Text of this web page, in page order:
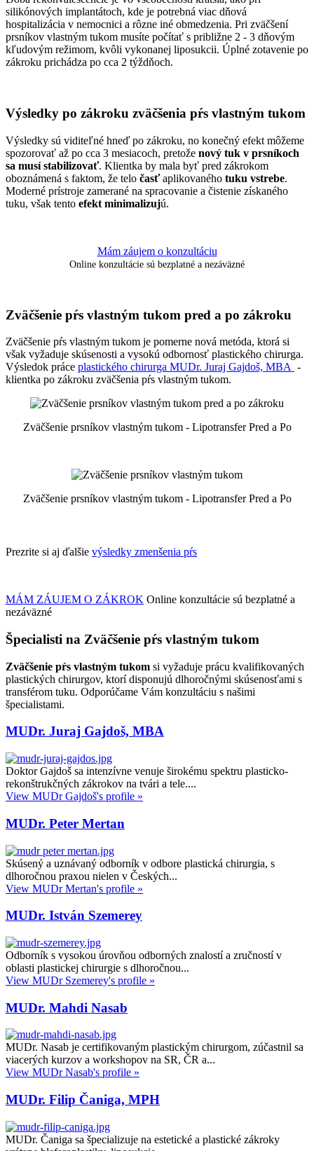
silikónových implantátoch, kde je potrebná viac dňová
hospitalizácia v nemocnici a rôzne iné obmedzenia. Pri zväčšení
prsníkov vlastným tukom musíte počítať s približne 2 - 3 dňovým
kľudovým režimom, kvôli vykonanej liposukcii. Úplné zotavenie po
zákroku prichádza po cca 2 týždňoch.
Výsledky po zákroku zväčšenia pŕs vlastným tukom
Výsledky sú viditeľné hneď po zákroku, no konečný efekt môžeme
spozorovať až po cca 3 mesiacoch, pretože nový tuk v prsníkoch
sa musí stabilizovať. Klientka by mala byť pred zákrokom
oboznámená s faktom, že telo časťaplikovaného tuku vstrebe.
Moderné prístroje zamerané na spracovanie a čistenie získaného
tuku, však tento efekt minimalizujú.
Mám záujem o konzultáciu
Online konzultácie sú bezplatné a nezáväzné
Zväčšenie pŕs vlastným tukom pred a po zákroku
Zväčšenie pŕs vlastným tukom je pomerne nová metóda, ktorá si
však vyžaduje skúsenosti a vysokú odbornosť plastického chirurga.
Výsledok práce plastického chirurga MUDr. Juraj Gajdoš, MBA -
klientka po zákroku zväčšenia pŕs vlastným tukom.
Zväčšenie prsníkov vlastným tukom - Lipotransfer Pred a Po
Zväčšenie prsníkov vlastným tukom - Lipotransfer Pred a Po
Prezrite si aj ďalšie výsledky zmenšenia pŕs
MÁM ZÁUJEM O ZÁKROK Online konzultácie sú bezplatné a
nezáväzné
Špecialisti na Zväčšenie pŕs vlastným tukom
Zväčšenie pŕs vlastným tukom si vyžaduje prácu kvalifikovaných
plastických chirurgov, ktorí disponujú dlhoročnými skúsenosťami s
transférom tuku. Odporúčame Vám konzultáciu s našimi
špecialistami.
MUDr. Juraj Gajdoš, MBA
Doktor Gajdoš sa intenzívne venuje širokému spektru plasticko-
rekonštrukčných zákrokov na tvári a tele....
View MUDr Gajdoš's profile »
MUDr. Peter Mertan
Skúsený a uznávaný odborník v odbore plastická chirurgia, s
dlhoročnou praxou nielen v Českých...
View MUDr Mertan's profile »
MUDr. István Szemerey
Odborník s vysokou úrovňou odborných znalostí a zručností v
oblasti plastickej chirurgie s dlhoročnou...
View MUDr Szemerey's profile »
MUDr. Mahdi Nasab
MUDr. Nasab je certifikovaným plastickým chirurgom, zúčastnil sa
viacerých kurzov a workshopov na SR, ČR a...
View MUDr Nasab's profile »
MUDr. Filip Čaniga, MPH
MUDr. Čaniga sa špecializuje na estetické a plastické zákroky